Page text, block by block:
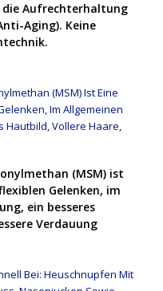
Aufrechterhaltung
Aging). Keine
(MSM) ist
Gelenken, im
ein besseres
Verdauung